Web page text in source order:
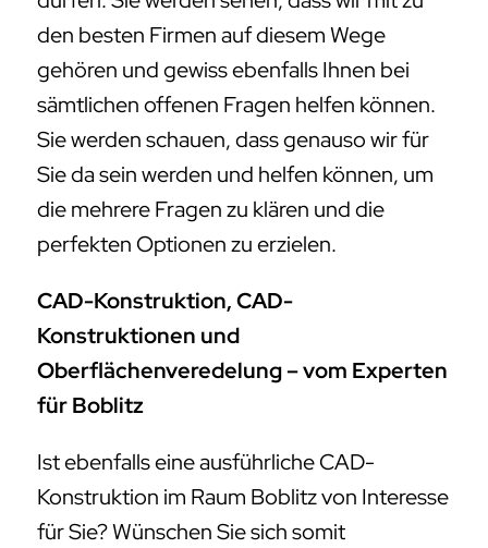
den besten Firmen auf diesem Wege
gehören und gewiss ebenfalls Ihnen bei
sämtlichen offenen Fragen helfen können.
Sie werden schauen, dass genauso wir für
Sie da sein werden und helfen können, um
die mehrere Fragen zu klären und die
perfekten Optionen zu erzielen.
CAD-Konstruktion, CAD-
Konstruktionen und
Oberflächenveredelung – vom Experten
für Boblitz
Ist ebenfalls eine ausführliche CAD-
Konstruktion im Raum Boblitz von Interesse
für Sie? Wünschen Sie sich somit